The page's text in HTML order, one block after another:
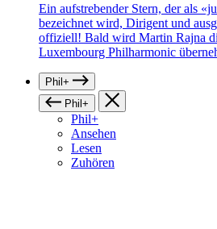
Ein aufstrebender Stern, der als
bezeichnet wird, Dirigent und
offiziell! Bald wird Martin Rajna
Luxembourg Philharmonic
Phil+
Phil+
Phil+
Ansehen
Lesen
Zuhören